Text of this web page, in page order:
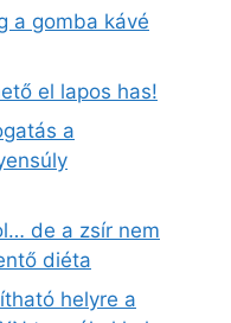
a gomba kávé
el lapos has!
a
de a zsír nem
diéta
helyre a